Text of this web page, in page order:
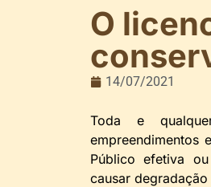
O
14/07/2021
Toda e
empreendimentos
Público efetiva
causar